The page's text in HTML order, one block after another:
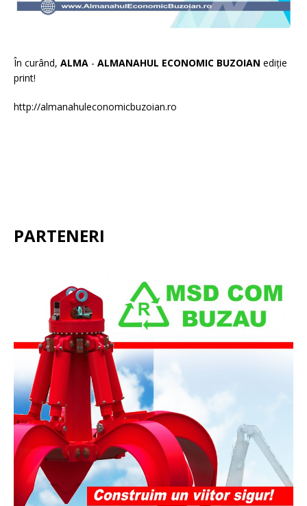
În curând, ALMA - ALMANAHUL ECONOMIC BUZOIAN ediție
print!
http://almanahuleconomicbuzoian.ro
PARTENERI